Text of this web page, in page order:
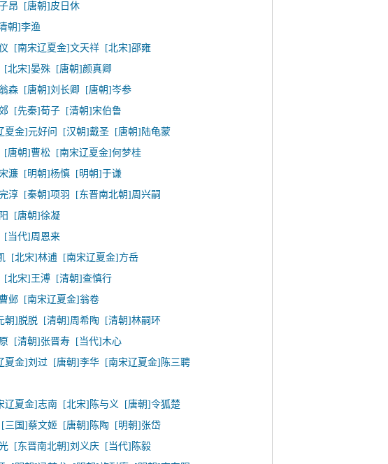
昂
[唐朝]皮日休
朝]李渔
[南宋辽夏金]文天祥
[北宋]邵雍
[北宋]晏殊
[唐朝]颜真卿
森 [唐朝]刘长卿
[唐朝]岑参
[先秦]荀子
[清朝]宋伯鲁
夏金]元好问 [汉朝]戴圣
[唐朝]陆龟蒙
[唐朝]曹松
[南宋辽夏金]何梦桂
濂 [明朝]杨慎
[明朝]于谦
淳 [秦朝]项羽
[东晋南北朝]周兴嗣
[唐朝]徐凝
[当代]周恩来
[北宋]林逋
[南宋辽夏金]方岳
[北宋]王溥
[清朝]查慎行
邺
[南宋辽夏金]翁卷
朝]脱脱 [清朝]周希陶
[清朝]林嗣环
[清朝]张晋寿
[当代]木心
夏金]刘过 [唐朝]李华
[南宋辽夏金]陈三聘
辽夏金]志南 [北宋]陈与义
[唐朝]令狐楚
[三国]蔡文姬 [唐朝]陈陶
[明朝]张岱
[东晋南北朝]刘义庆
[当代]陈毅